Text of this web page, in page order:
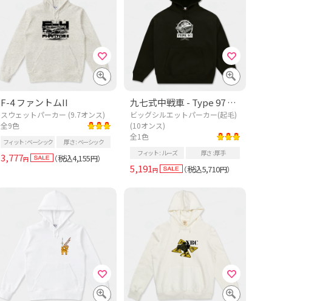
F-4 ファントムII
スウェットパーカー (9.7オンス)
全9色
フィット ベーシック 厚さ ベーシック
3,777円 （税込4,155円）
九七式中戦車 - Type 97 Tank
ビッグシルエットパーカー(起毛)
(10オンス)
全1色
フィット ルーズ 厚さ 厚手
5,191円 （税込5,710円）